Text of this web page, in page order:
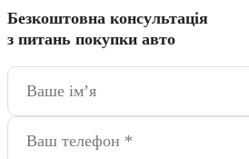
Безкоштовна консультація
з питань покупки авто